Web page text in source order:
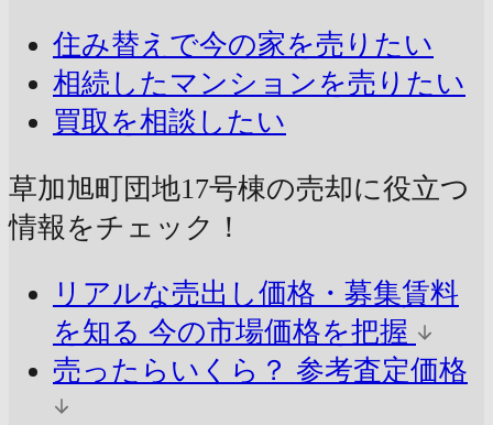
住み替えで今の家を売りたい
相続したマンションを売りたい
買取を相談したい
草加旭町団地17号棟の売却に役立つ
情報をチェック！
リアルな売出し価格・募集賃料
を知る 今の市場価格を把握
売ったらいくら？ 参考査定価格